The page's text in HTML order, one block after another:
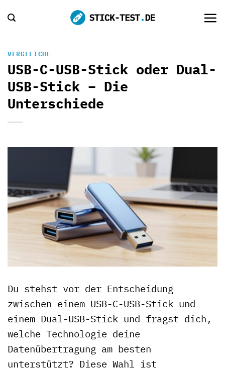
Inhalt
VERGLEICHE
USB-C-USB-Stick oder Dual-
USB-Stick – Die
Unterschiede
Du stehst vor der Entscheidung
zwischen einem USB-C-USB-Stick und
einem Dual-USB-Stick und fragst dich,
welche Technologie deine
Datenübertragung am besten
unterstützt? Diese Wahl ist